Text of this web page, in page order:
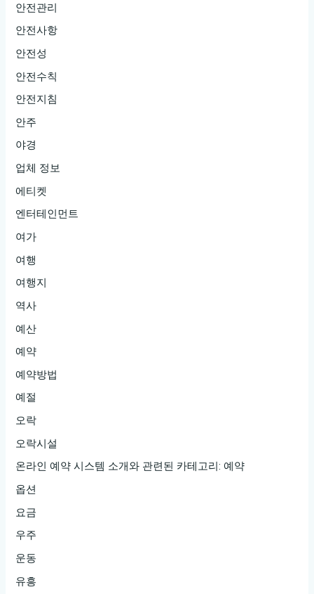
안전관리
안전사항
안전성
안전수칙
안전지침
안주
야경
업체 정보
에티켓
엔터테인먼트
여가
여행
여행지
역사
예산
예약
예약방법
예절
오락
오락시설
온라인 예약 시스템 소개와 관련된 카테고리: 예약
옵션
요금
우주
운동
유흥